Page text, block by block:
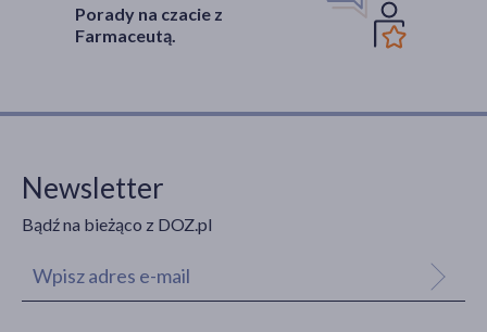
Porady na czacie z
Farmaceutą.
Newsletter
Bądź na bieżąco z DOZ.pl